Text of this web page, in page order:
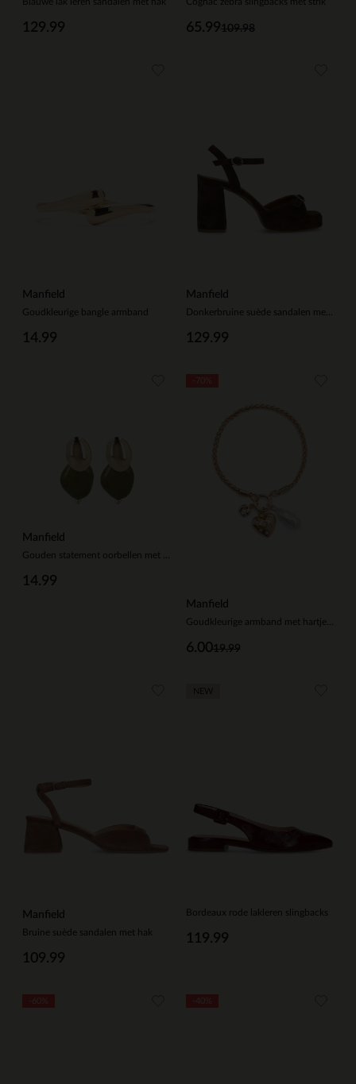
129.99 109.98
65.99
Manfield
Goudkleurige bangle armband
14.99
Manfield
129.99
Manfield
14.99
Manfield
19.99
6.00
Manfield
Bruine suède sandalen met hak
109.99
Bordeaux rode lakleren slingbacks
119.99